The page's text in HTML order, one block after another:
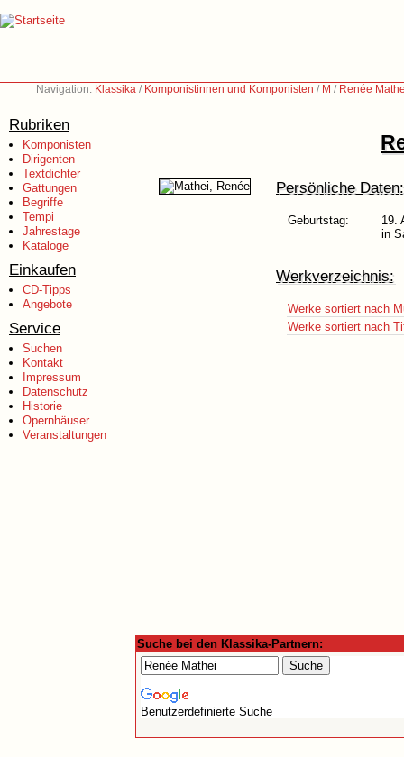
Navigation: Klassika / Komponistinnen und Komponisten / M / Renée
Rubriken
Komponisten
Dirigenten
Textdichter
Gattungen
Begriffe
Tempi
Jahrestage
Kataloge
Einkaufen
CD-Tipps
Angebote
Service
Suchen
Kontakt
Impressum
Datenschutz
Historie
Opernhäuser
Veranstaltungen
Persönliche Daten:
Geburtstag:
19.
in
Werkverzeichnis:
Werke sortiert nach
Werke sortiert nach
Suche bei den Klassika-Partnern:
Benutzerdefinierte Suche